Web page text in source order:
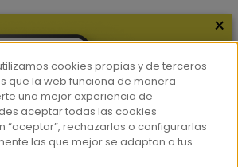
Hemeroteca
Contacto
Prensa
Lingüístico Consumer
×
cookies propias y de terceros
que la web funciona de manera
una mejor experiencia de
aceptar todas las cookies
“aceptar”, rechazarlas o configurarlas
las que mejor se adaptan a tus